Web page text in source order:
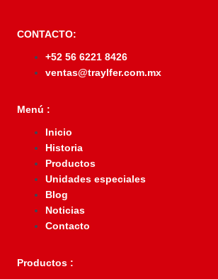
CONTACTO:
+52 56 6221 8426
ventas@traylfer.com.mx
Menú :
Inicio
Historia
Productos
Unidades especiales
Blog
Noticias
Contacto
Productos :